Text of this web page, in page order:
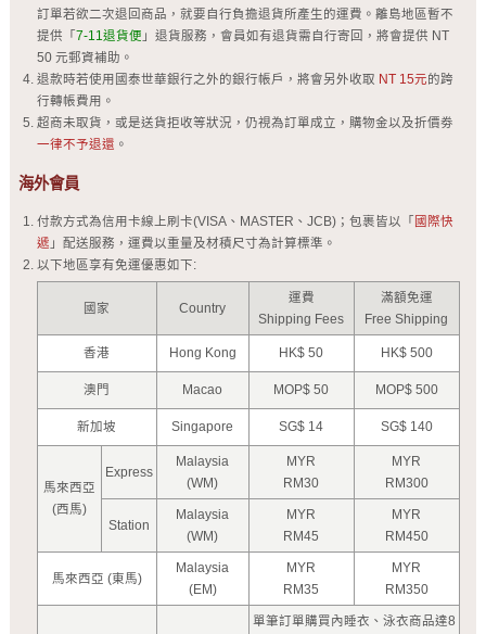
訂單若欲二次退回商品，就要自行負擔退貨所產生的運費。離島地區暫不
提供「 7-11退貨便 」退貨服務，會員如有退貨需自行寄回，將會提供 NT
50 元郵資補助。
退款時若使用國泰世華銀行之外的銀行帳戶，將會另外收取 NT 15元的跨
行轉帳費用。
超商未取貨，或是送貨拒收等狀況，仍視為訂單成立，購物金以及折價劵
一律不予退還 。
海外會員
付款方式為信用卡線上刷卡(VISA、MASTER、JCB)；包裹皆以「 國際快
遞 」配送服務，運費以重量及材積尺寸為計算標準。
以下地區享有免運優惠如下:
國家 Country
運費
Shipping Fees
滿額免運
Free Shipping
香港 Hong Kong HK$ 50 HK$ 500
澳門 Macao MOP$ 50 MOP$ 500
新加坡 Singapore SG$ 14 SG$ 140
馬來西亞
(西馬)
Express
Malaysia
(WM)
MYR
RM30
MYR
RM300
Station
Malaysia
(WM)
MYR
RM45
MYR
RM450
馬來西亞 (東馬)
Malaysia
(EM)
MYR
RM35
MYR
RM350
單筆訂單購買內睡衣、泳衣商品達8